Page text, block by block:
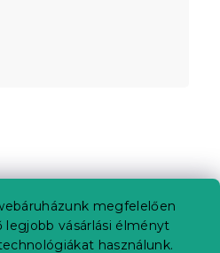
megfelelően
vásárlási élményt
használunk.
számára